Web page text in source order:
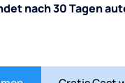
nach 30 Tagen